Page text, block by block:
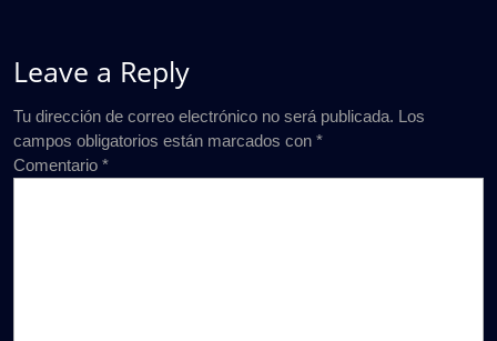
Leave a Reply
Tu dirección de correo electrónico no será publicada. Los
campos obligatorios están marcados con *
Comentario *